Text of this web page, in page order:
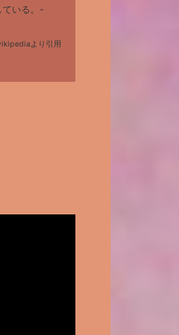
ている。-
より引用